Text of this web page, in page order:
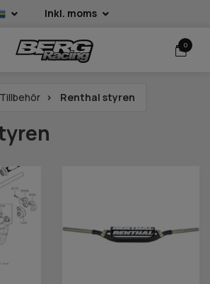
Inkl. moms
0
Renthal styren